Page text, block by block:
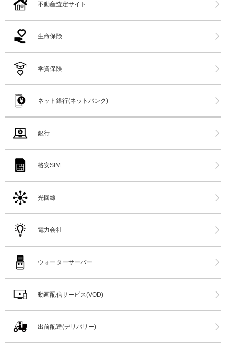
不動産査定サイト
生命保険
学資保険
ネット銀行(ネットバンク)
銀行
格安SIM
光回線
電力会社
ウォーターサーバー
動画配信サービス(VOD)
出前配達(デリバリー)